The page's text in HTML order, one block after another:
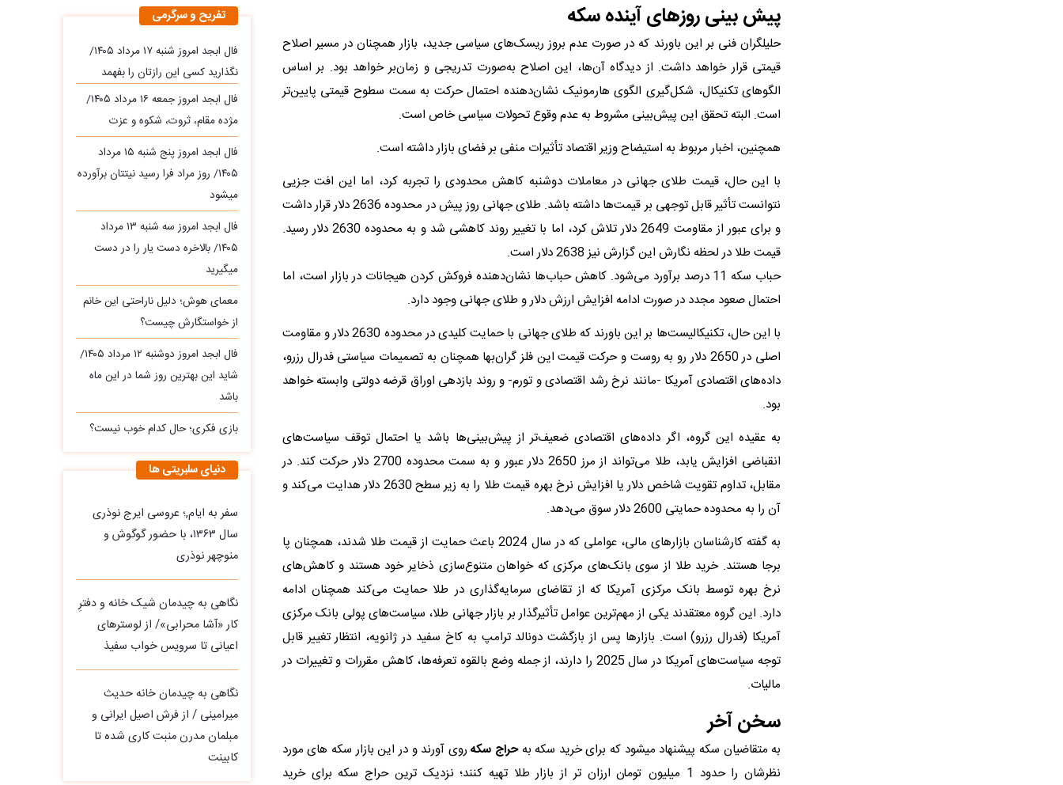
پیش بینی روزهای آینده سکه
حلیلگران فنی بر این باورند که در صورت عدم بروز ریسک‌های سیاسی جدید، بازار همچنان در مسیر اصلاح
قیمتی قرار خواهد داشت. از دیدگاه آن‌ها، این اصلاح به‌صورت تدریجی و زمان‌بر خواهد بود. بر اساس
الگوهای تکنیکال، شکل‌گیری الگوی هارمونیک نشان‌دهنده احتمال حرکت به سمت سطوح قیمتی پایین‌تر
است. البته تحقق این پیش‌بینی مشروط به عدم وقوع تحولات سیاسی خاص است.
همچنین، اخبار مربوط به استیضاح وزیر اقتصاد تأثیرات منفی بر فضای بازار داشته است.
با این حال، قیمت طلای جهانی در معاملات دوشنبه کاهش محدودی را تجربه کرد، اما این افت جزیی
نتوانست تأثیر قابل توجهی بر قیمت‌ها داشته باشد. طلای جهانی روز پیش در محدوده 2636 دلار قرار داشت
و برای عبور از مقاومت 2649 دلار تلاش کرد، اما با تغییر روند کاهشی شد و به محدوده 2630 دلار رسید.
قیمت طلا در لحظه نگارش این گزارش نیز 2638 دلار است.
حباب سکه 11 درصد برآورد می‌شود. کاهش حباب‌ها نشان‌دهنده فروکش کردن هیجانات در بازار است، اما
احتمال صعود مجدد در صورت ادامه افزایش ارزش دلار و طلای جهانی وجود دارد.
با این حال، تکنیکالیست‌ها بر این باورند که طلای جهانی با حمایت کلیدی در محدوده 2630 دلار و مقاومت
اصلی در 2650 دلار رو به روست و حرکت قیمت این فلز گران‌بها همچنان به تصمیمات سیاستی فدرال رزرو،
داده‌های اقتصادی آمریکا -مانند نرخ رشد اقتصادی و تورم- و روند بازدهی اوراق قرضه دولتی وابسته خواهد
بود.
به عقیده این گروه، اگر داده‌های اقتصادی ضعیف‌تر از پیش‌بینی‌ها باشد یا احتمال توقف سیاست‌های
انقباضی افزایش یابد، طلا می‌تواند از مرز 2650 دلار عبور و به سمت محدوده 2700 دلار حرکت کند. در
مقابل، تداوم تقویت شاخص دلار یا افزایش نرخ بهره قیمت طلا را به زیر سطح 2630 دلار هدایت می‌کند و
آن را به محدوده حمایتی 2600 دلار سوق می‌دهد.
به گفته کارشناسان بازارهای مالی، عواملی که در سال 2024 باعث حمایت از قیمت طلا شدند، همچنان پا
برجا هستند. خرید طلا از سوی بانک‌های مرکزی که خواهان متنوع‌سازی ذخایر خود هستند و کاهش‌های
نرخ بهره توسط بانک مرکزی آمریکا که از تقاضای سرمایه‌گذاری در طلا حمایت می‌کند همچنان ادامه
دارد. این گروه معتقدند یکی از مهم‌ترین عوامل تأثیرگذار بر بازار جهانی طلا، سیاست‌های پولی بانک مرکزی
آمریکا (فدرال رزرو) است. بازارها پس از بازگشت دونالد ترامپ به کاخ سفید در ژانویه، انتظار تغییر قابل
توجه سیاست‌های آمریکا در سال 2025 را دارند، از جمله وضع بالقوه تعرفه‌ها، کاهش مقررات و تغییرات در
مالیات.
سخن آخر
به متقاضیان سکه پیشنهاد میشود که برای خرید سکه بهحراج سکهروی آورند و در این بازار سکه های مورد
نظرشان را حدود 1 میلیون تومان ارزان تر از بازار طلا تهیه کنند؛ نزدیک ترین حراج سکه برای خرید
تفریح و سرگرمی
فال ابجد امروز شنبه ۱۷ مرداد ۱۴۰۵/
نگذارید کسی این رازتان را بفهمد
فال ابجد امروز جمعه ۱۶ مرداد ۱۴۰۵/
مژده مقام، ثروت، شکوه و عزت
فال ابجد امروز پنج شنبه ۱۵ مرداد
۱۴۰۵/ روز مراد فرا رسید نیتتان برآورده
میشود
فال ابجد امروز سه‌ شنبه ۱۳ مرداد
۱۴۰۵/ بالاخره دست یار را در دست
میگیرید
معمای هوش؛ دلیل ناراحتی این خانم
از خواستگارش چیست؟
فال ابجد امروز دوشنبه ۱۲ مرداد ۱۴۰۵/
شاید این بهترین روز شما در این ماه
باشد
بازی فکری؛ حال کدام خوب نیست؟
دنیای سلبریتی ها
سفر به ایام,؛ عروسی ایرج نوذری
سال ۱۳۶۳، با حضور گوگوش و
منوچهر نوذری
نگاهی به چیدمان شیک خانه و دفترِ
کار «آشا محرابی»/ از لوسترهای
اعیانی تا سرویس خواب سفیذ
نگاهی به چیدمان خانه حدیث
میرامینی / از فرش اصیل ایرانی و
مبلمان مدرن منبت‌ کاری‌ شده تا
کابینت